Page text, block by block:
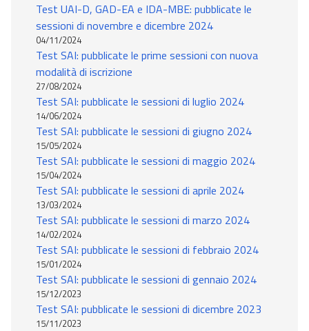
Test UAI-D, GAD-EA e IDA-MBE: pubblicate le
sessioni di novembre e dicembre 2024
04/11/2024
Test SAI: pubblicate le prime sessioni con nuova
modalità di iscrizione
27/08/2024
Test SAI: pubblicate le sessioni di luglio 2024
14/06/2024
Test SAI: pubblicate le sessioni di giugno 2024
15/05/2024
Test SAI: pubblicate le sessioni di maggio 2024
15/04/2024
Test SAI: pubblicate le sessioni di aprile 2024
13/03/2024
Test SAI: pubblicate le sessioni di marzo 2024
14/02/2024
Test SAI: pubblicate le sessioni di febbraio 2024
15/01/2024
Test SAI: pubblicate le sessioni di gennaio 2024
15/12/2023
Test SAI: pubblicate le sessioni di dicembre 2023
15/11/2023